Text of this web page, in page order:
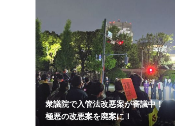
衆議院で入管法改悪案が審議中！
極悪の改悪案を廃案に！